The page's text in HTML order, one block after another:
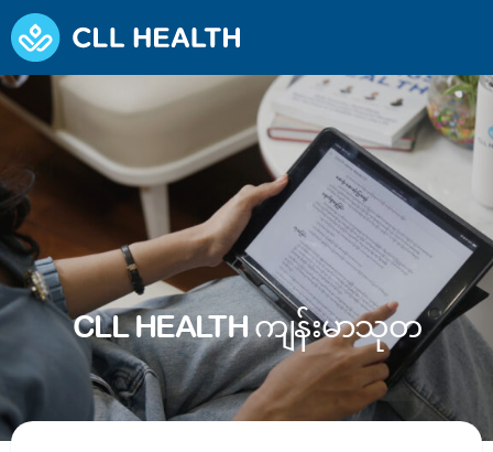
CLL HEALTH ကျန်းမာသုတ